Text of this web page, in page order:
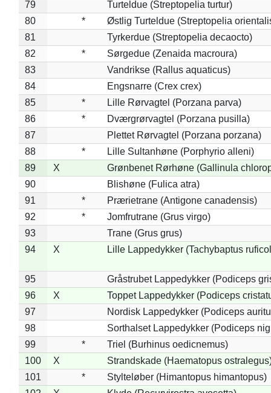
79
Turteldue (Streptopelia turtur)
80
*
Østlig Turteldue (Streptopelia
81
Tyrkerdue (Streptopelia decaocto)
82
*
Sørgedue (Zenaida macroura)
83
Vandrikse (Rallus aquaticus)
84
Engsnarre (Crex crex)
85
*
Lille Rørvagtel (Porzana parva)
86
*
Dværgrørvagtel (Porzana pusilla)
87
Plettet Rørvagtel (Porzana porzana)
88
*
Lille Sultanhøne (Porphyrio alleni)
89
X
Grønbenet Rørhøne (Gallinula
90
Blishøne (Fulica atra)
91
*
Prærietrane (Antigone canadensis)
92
*
Jomfrutrane (Grus virgo)
93
Trane (Grus grus)
94
X Lille Lappedykker (Tachybaptus
95
Gråstrubet Lappedykker (Podiceps
96
X
Toppet Lappedykker (Podiceps
97
Nordisk Lappedykker (Podiceps
98
Sorthalset Lappedykker (Podiceps
99
*
Triel (Burhinus oedicnemus)
100
X
Strandskade (Haematopus
101
*
Stylteløber (Himantopus himantopus)